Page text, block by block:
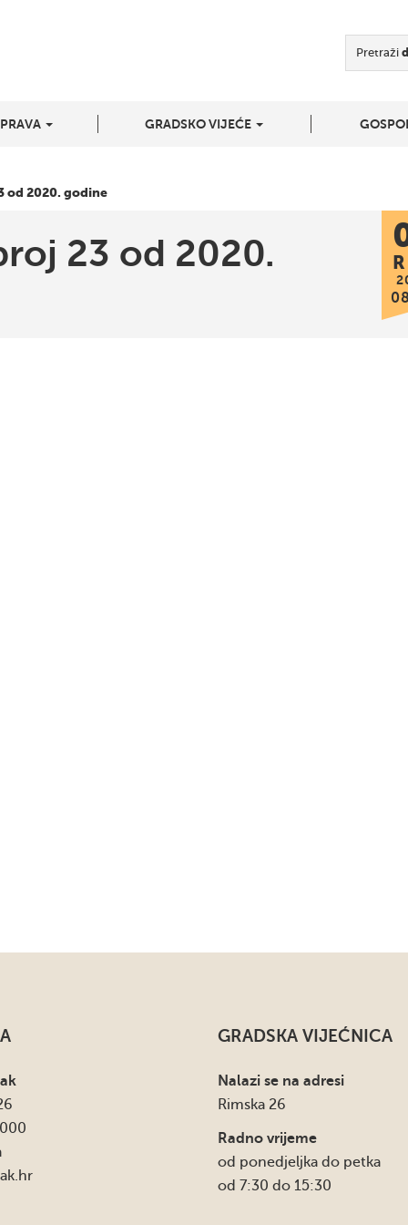
Pretraži
GRADSKO VIJEĆE
od 2020. godine
23 od 2020.
GRADSKA VIJEĆNICA
Nalazi se na adresi
Rimska 26
Radno vrijeme
od ponedjeljka do petka
od 7:30 do 15:30